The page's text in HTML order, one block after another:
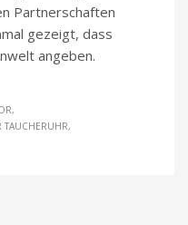
Partnerschaften
gezeigt, dass
angeben.
TAUCHERUHR